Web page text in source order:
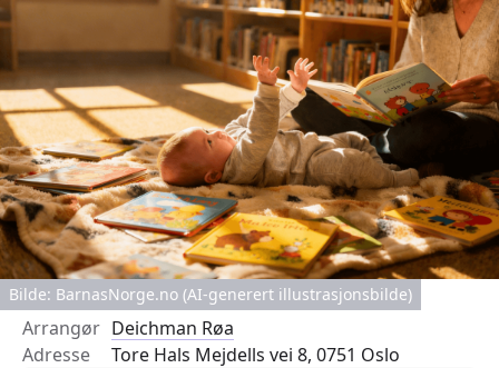
Bilde: BarnasNorge.no (AI-generert illustrasjonsbilde)
Arrangør Deichman Røa
Adresse
Tore Hals Mejdells vei 8, 0751 Oslo